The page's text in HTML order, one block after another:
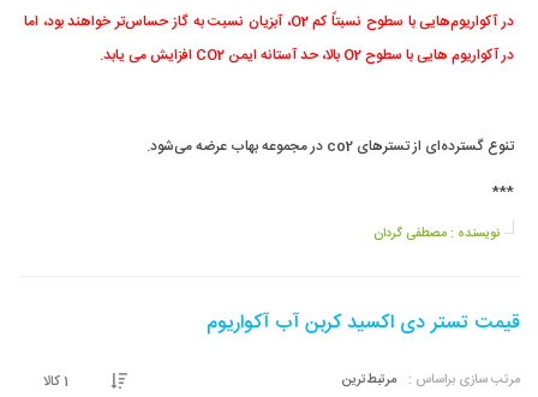
در آکواریوم‌هایی با سطوح نسبتاً کم O2، آبزیان نسبت به گاز حساس‌تر خواهند بود، اما
در آکواریوم هایی با سطوح O2 بالا، حد آستانه ایمن CO2 افزایش می یابد.
تنوع گسترده‌ای از تسترهای co2 در مجموعه بهاب عرضه می‌شود.
***
نویسنده :مصطفی گردان
قیمت تستر دی اکسید کربن آب آکواریوم
1 کالا مرتب سازی براساس : مرتبط‌ترین